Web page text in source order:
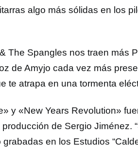
algo más sólidas en los
The Spangles nos traen más
de Amyjo cada vez más
te atrapa en una tormenta
y «New Years Revolution»
de Sergio Jiménez.
grabadas en los Estudios